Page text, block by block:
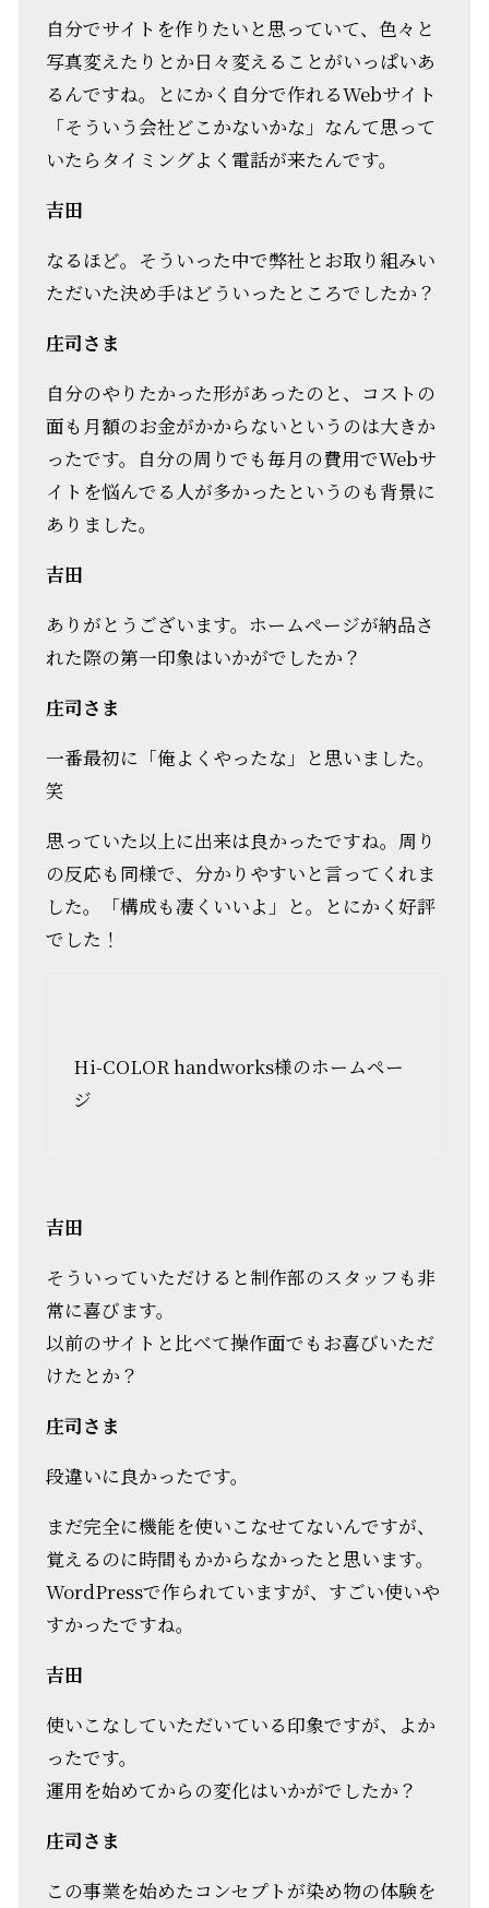
自分でサイトを作りたいと思っていて、色々と
写真変えたりとか日々変えることがいっぱいあ
るんですね。とにかく自分で作れるWebサイト
「そういう会社どこかないかな」なんて思って
いたらタイミングよく電話が来たんです。
吉田
なるほど。そういった中で弊社とお取り組みい
ただいた決め手はどういったところでしたか？
庄司さま
自分のやりたかった形があったのと、コストの
面も月額のお金がかからないというのは大きか
ったです。自分の周りでも毎月の費用でWebサ
イトを悩んでる人が多かったというのも背景に
ありました。
吉田
ありがとうございます。ホームページが納品さ
れた際の第一印象はいかがでしたか？
庄司さま
一番最初に「俺よくやったな」と思いました。
笑
思っていた以上に出来は良かったですね。周り
の反応も同様で、分かりやすいと言ってくれま
した。「構成も凄くいいよ」と。とにかく好評
でした！
Hi-COLOR handworks様のホームペー
ジ
吉田
そういっていただけると制作部のスタッフも非
常に喜びます。
以前のサイトと比べて操作面でもお喜びいただ
けたとか？
庄司さま
段違いに良かったです。
まだ完全に機能を使いこなせてないんですが、
覚えるのに時間もかからなかったと思います。
WordPressで作られていますが、すごい使いや
すかったですね。
吉田
使いこなしていただいている印象ですが、よか
ったです。
運用を始めてからの変化はいかがでしたか？
庄司さま
この事業を始めたコンセプトが染め物の体験を